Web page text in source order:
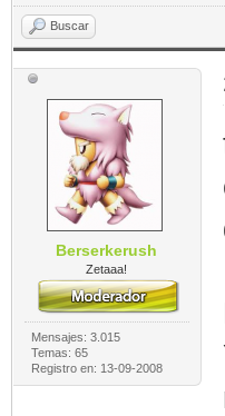
Buscar
Berserkerush
Zetaaa!
Mensajes: 3.015
Temas: 65
Registro en: 13-09-2008